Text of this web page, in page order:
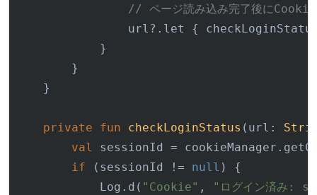
// ページ読み込み完了後にCookie
url?.let {
            }
        }
    }
private fun checkLoginStatus (url:
val
sessionId =
if (sessionId != null ) {
            Log.d(
"Cookie" ,
"ログイン済み: